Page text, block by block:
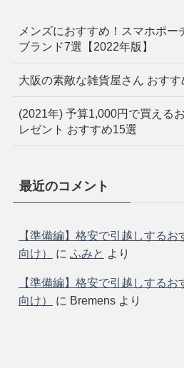
メンズにおすすめ！スマホポ
ブランド7選【2022年版】
大阪の素敵な雑貨屋さん おすす
(2021年) 予算1,000円で買える
レゼント おすすめ15選
最近のコメント
【準備編】格安で引越しする
向け）
に ふみと より
【準備編】格安で引越しする
向け）
に Bremensより